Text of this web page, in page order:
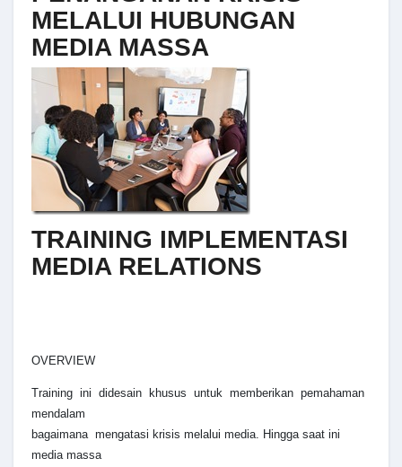
MELALUI HUBUNGAN
MEDIA MASSA
TRAINING IMPLEMENTASI
MEDIA RELATIONS
OVERVIEW
Training ini didesain khusus untuk memberikan pemahaman
mendalam
bagaimana mengatasi krisis melalui media. Hingga saat ini
media massa